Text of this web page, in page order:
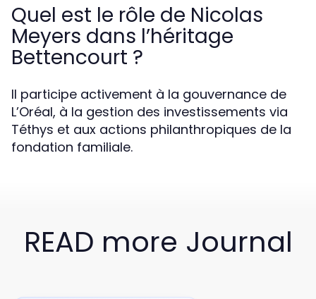
Quel est le rôle de Nicolas
Meyers dans l’héritage
Bettencourt ?
Il participe activement à la gouvernance de
L’Oréal, à la gestion des investissements via
Téthys et aux actions philanthropiques de la
fondation familiale.
READ more Journal